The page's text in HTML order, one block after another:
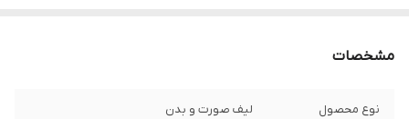
مشخصات
نوع محصول لیف صورت و بدن